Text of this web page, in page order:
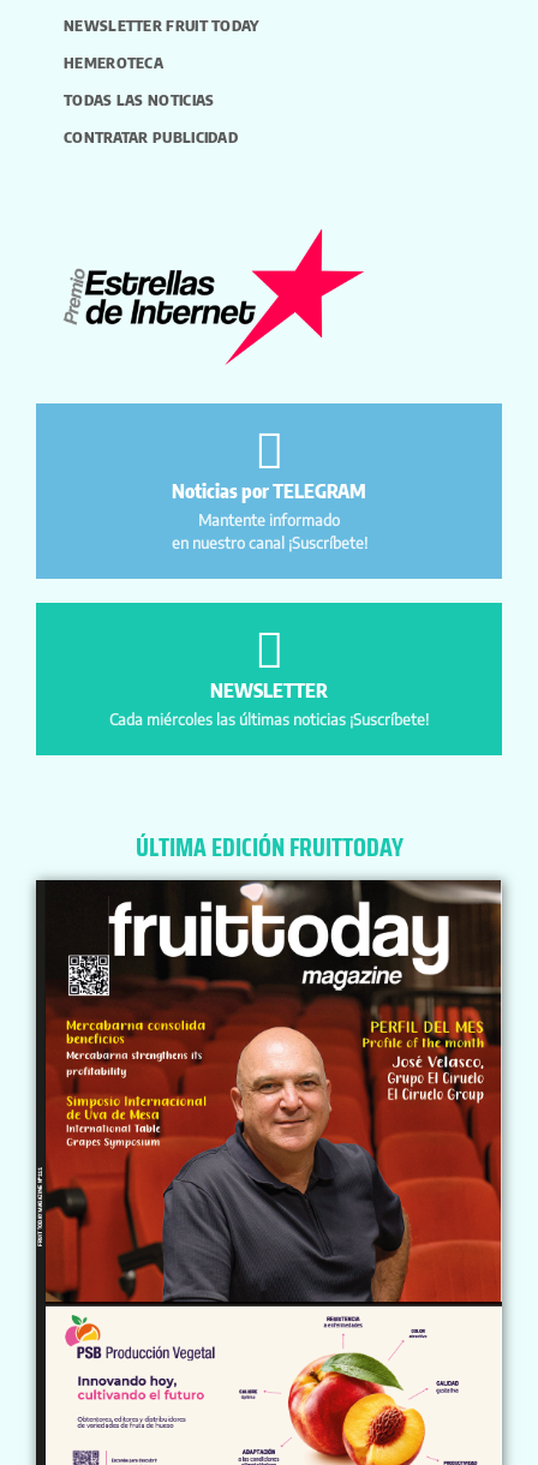
NEWSLETTER FRUIT TODAY
HEMEROTECA
TODAS LAS NOTICIAS
CONTRATAR PUBLICIDAD
Noticias por TELEGRAM
Mantente informado
en nuestro canal ¡Suscríbete!
NEWSLETTER
Cada miércoles las últimas noticias ¡Suscríbete!
ÚLTIMA EDICIÓN FRUITTODAY